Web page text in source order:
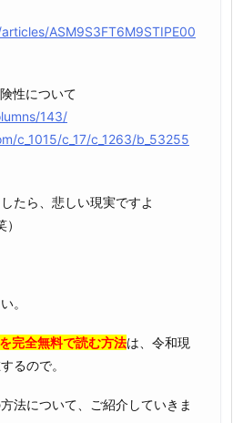
ASM9S3FT6M9STIPE00
性について
143/
c_1015/c_17/c_1263/b_53255
たら、悲しい現実ですよ
。
完全無料で読む方法は、令和現
るので。
法について、ご紹介していきま